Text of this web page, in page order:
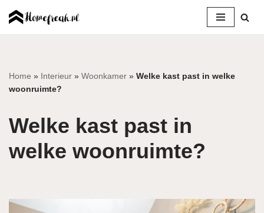
inhoud
Home » Interieur » Woonkamer » Welke kast past in welke
woonruimte?
Welke kast past in
welke woonruimte?